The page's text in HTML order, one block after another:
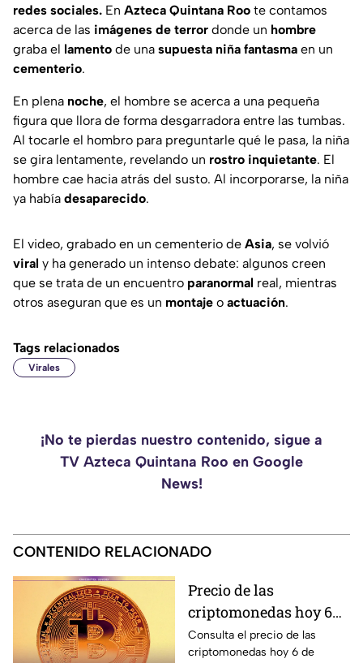
redes sociales. En Azteca Quintana Roo te contamos
acerca de las imágenes de terror donde un hombre
graba el lamento de una supuesta niña fantasma en un
cementerio.
En plena noche, el hombre se acerca a una pequeña
figura que llora de forma desgarradora entre las tumbas.
Al tocarle el hombro para preguntarle qué le pasa, la niña
se gira lentamente, revelando un rostro inquietante. El
hombre cae hacia atrás del susto. Al incorporarse, la niña
ya había desaparecido.
El video, grabado en un cementerio de Asia, se volvió
viral y ha generado un intenso debate: algunos creen
que se trata de un encuentro paranormal real, mientras
otros aseguran que es un montaje o actuación.
Tags relacionados
Virales
¡No te pierdas nuestro contenido, sigue a
TV Azteca Quintana Roo en Google
News!
CONTENIDO RELACIONADO
Precio de las
criptomonedas hoy 6
de agosto de 2026 en
México: Bitcoin,
Consulta el precio de las
criptomonedas hoy 6 de